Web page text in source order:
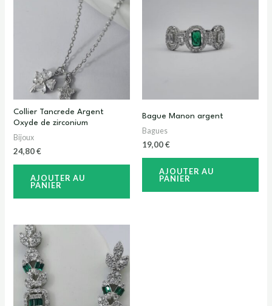
Collier Tancrede Argent
Oxyde de zirconium
Bijoux
24,80€
AJOUTER AU
PANIER
Bague Manon argent
Bagues
19,00€
AJOUTER AU
PANIER